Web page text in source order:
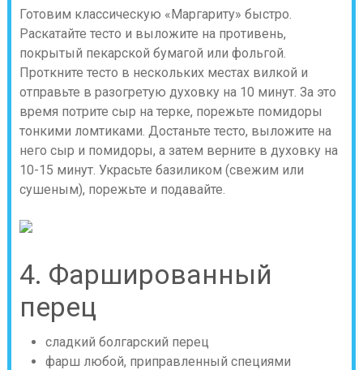
Готовим классическую «Маргариту» быстро.
Раскатайте тесто и выложите на противень,
покрытый пекарской бумагой или фольгой.
Проткните тесто в нескольких местах вилкой и
отправьте в разогретую духовку на 10 минут. За это
время потрите сыр на терке, порежьте помидоры
тонкими ломтиками. Достаньте тесто, выложите на
него сыр и помидоры, а затем верните в духовку на
10-15 минут. Украсьте базиликом (свежим или
сушеным), порежьте и подавайте.
4. Фаршированный
перец
сладкий болгарский перец
фарш любой, приправленный специями